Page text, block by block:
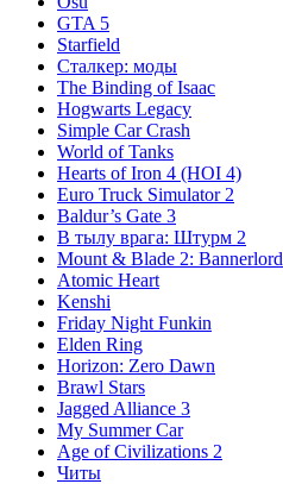
GTA 5
Starfield
Сталкер: моды
The Binding of Isaac
Hogwarts Legacy
Simple Car Crash
World of Tanks
Hearts of Iron 4 (HOI 4)
Euro Truck Simulator 2
Baldur’s Gate 3
В тылу врага: Штурм 2
Mount & Blade 2: Bannerlord
Atomic Heart
Kenshi
Friday Night Funkin
Elden Ring
Horizon: Zero Dawn
Brawl Stars
Jagged Alliance 3
My Summer Car
Age of Civilizations 2
Читы